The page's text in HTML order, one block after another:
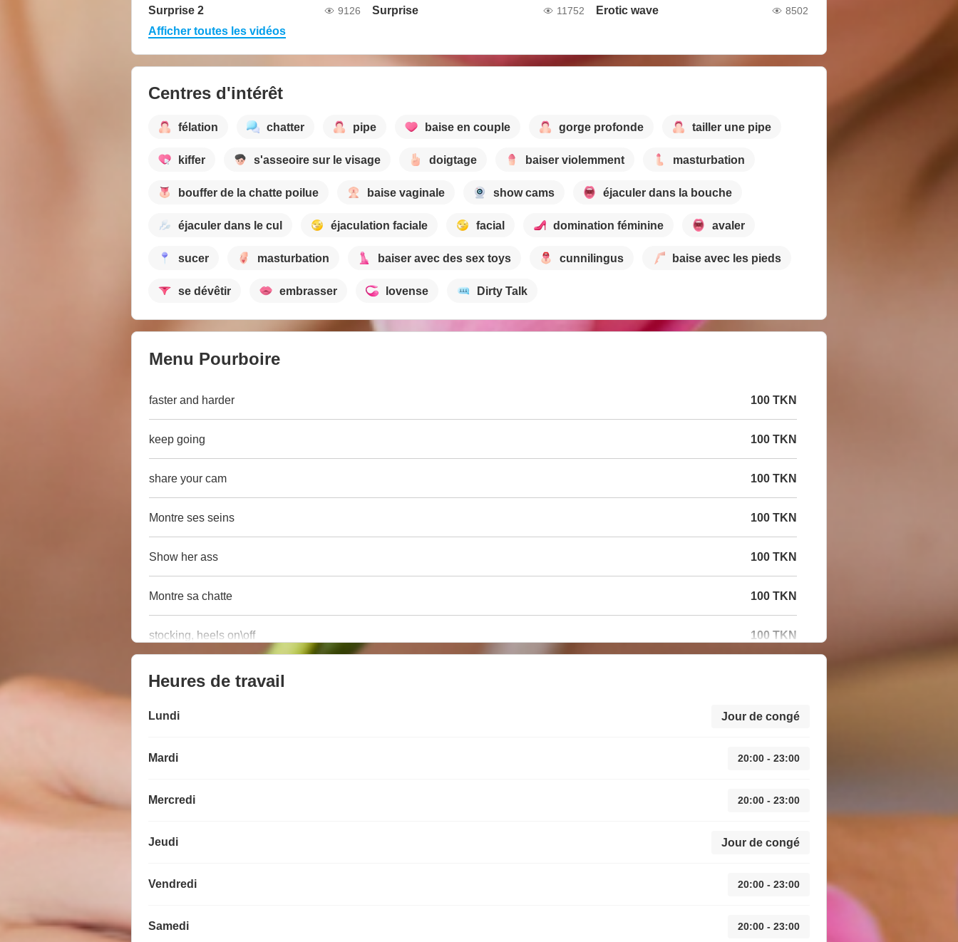
Surprise 2 9126 Surprise 11752 Erotic wave 8502
Afficher toutes les vidéos
Centres d'intérêt
félation chatter pipe baise en couple gorge profonde tailler une pipe
kiffer s'asseoire sur le visage doigtage baiser violemment masturbation
bouffer de la chatte poilue baise vaginale show cams éjaculer dans la bouche
éjaculer dans le cul éjaculation faciale facial domination féminine avaler
sucer masturbation baiser avec des sex toys cunnilingus baise avec les pieds
se dévêtir embrasser lovense Dirty Talk
Menu Pourboire
faster and harder 100 TKN
keep going 100 TKN
share your cam 100 TKN
Montre ses seins 100 TKN
Show her ass 100 TKN
Montre sa chatte 100 TKN
stocking, heels on\off 100 TKN
Heures de travail
Lundi Jour de congé
Mardi 20:00 - 23:00
Mercredi 20:00 - 23:00
Jeudi Jour de congé
Vendredi 20:00 - 23:00
Samedi 20:00 - 23:00